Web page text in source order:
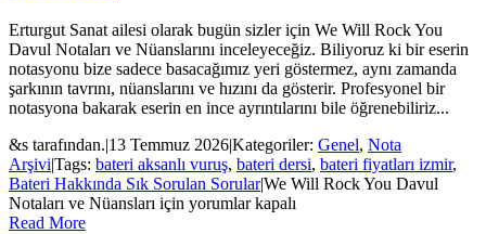
Erturgut Sanat ailesi olarak bugün sizler için We Will Rock You
Davul Notaları ve Nüanslarını inceleyeceğiz. Biliyoruz ki bir eserin
notasyonu bize sadece basacağımız yeri göstermez, aynı zamanda
şarkının tavrını, nüanslarını ve hızını da gösterir. Profesyonel bir
notasyona bakarak eserin en ince ayrıntılarını bile öğrenebiliriz...
&s tarafından.|13 Temmuz 2026|Kategoriler: Genel, Nota
Arşivi|Tags: bateri aksanlı vuruş, bateri dersi, bateri fiyatları izmir,
Bateri Hakkında Sık Sorulan Sorular|We Will Rock You Davul
Notaları ve Nüansları için yorumlar kapalı
Read More